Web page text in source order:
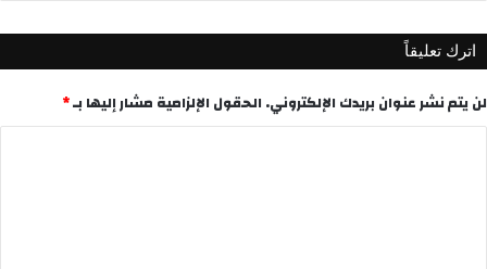
اترك تعليقاً
لن يتم نشر عنوان بريدك الإلكتروني. الحقول الإلزامية مشار إليها بـ*